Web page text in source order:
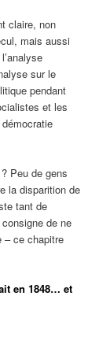
claire, non
mais aussi
sur le
pendant
et les
Peu de gens
la disparition de
tant de
de ne
– ce chapitre
en 1848… et